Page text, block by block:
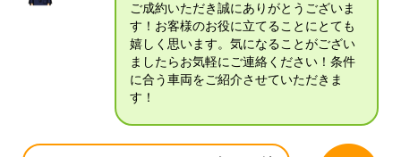
ご成約いただき誠にありがとうございま
す！お客様のお役に立てることにとても
嬉しく思います。気になることがござい
ましたらお気軽にご連絡ください！条件
に合う車両をご紹介させていただきま
す！